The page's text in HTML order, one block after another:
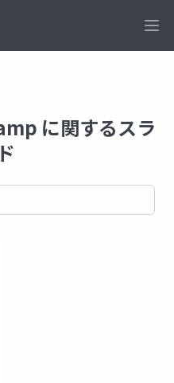
に関するスラ